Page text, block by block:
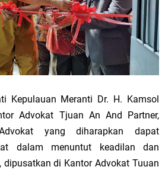
Kepulauan Meranti Dr. H. Kamsol
Advokat Tjuan An And Partner,
yang diharapkan dapat
dalam menuntut keadilan dan
dipusatkan di Kantor Advokat Tuuan